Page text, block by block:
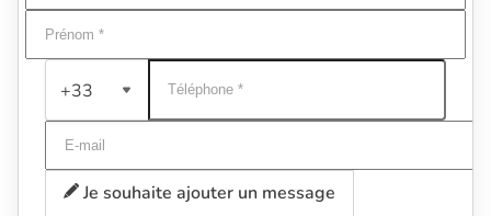
+33
Je souhaite ajouter un message